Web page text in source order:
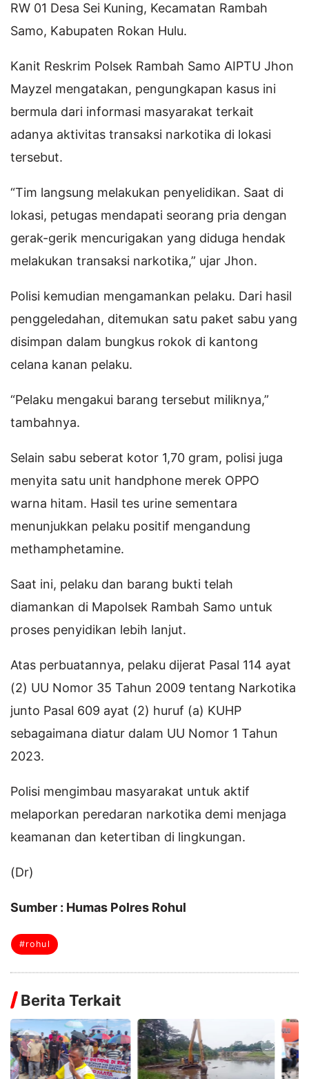
RW 01 Desa Sei Kuning, Kecamatan Rambah
Samo, Kabupaten Rokan Hulu.
Kanit Reskrim Polsek Rambah Samo AIPTU Jhon
Mayzel mengatakan, pengungkapan kasus ini
bermula dari informasi masyarakat terkait
adanya aktivitas transaksi narkotika di lokasi
tersebut.
“Tim langsung melakukan penyelidikan. Saat di
lokasi, petugas mendapati seorang pria dengan
gerak-gerik mencurigakan yang diduga hendak
melakukan transaksi narkotika,” ujar Jhon.
Polisi kemudian mengamankan pelaku. Dari hasil
penggeledahan, ditemukan satu paket sabu yang
disimpan dalam bungkus rokok di kantong
celana kanan pelaku.
“Pelaku mengakui barang tersebut miliknya,”
tambahnya.
Selain sabu seberat kotor 1,70 gram, polisi juga
menyita satu unit handphone merek OPPO
warna hitam. Hasil tes urine sementara
menunjukkan pelaku positif mengandung
methamphetamine.
Saat ini, pelaku dan barang bukti telah
diamankan di Mapolsek Rambah Samo untuk
proses penyidikan lebih lanjut.
Atas perbuatannya, pelaku dijerat Pasal 114 ayat
(2) UU Nomor 35 Tahun 2009 tentang Narkotika
junto Pasal 609 ayat (2) huruf (a) KUHP
sebagaimana diatur dalam UU Nomor 1 Tahun
2023.
Polisi mengimbau masyarakat untuk aktif
melaporkan peredaran narkotika demi menjaga
keamanan dan ketertiban di lingkungan.
(Dr)
Sumber : Humas Polres Rohul
#rohul
Berita Terkait